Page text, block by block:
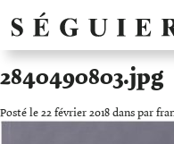
2840490803.jpg
Posté le 22 février 2018 dans par